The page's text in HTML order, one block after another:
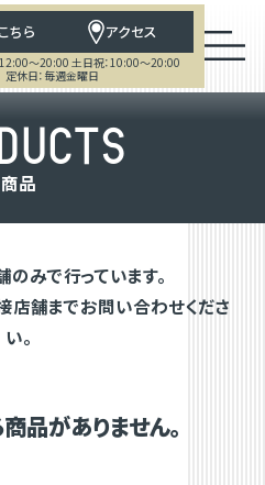
ちら アクセス
12:00～20:00 土日祝：10:00～20:00
定休日：毎週金曜日
DUCTS
商品
みで行っています。
店舗までお問い合わせくださ
い。
品がありません。